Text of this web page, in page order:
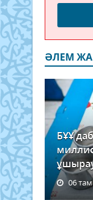
ӘЛЕМ
БҰҰ
06